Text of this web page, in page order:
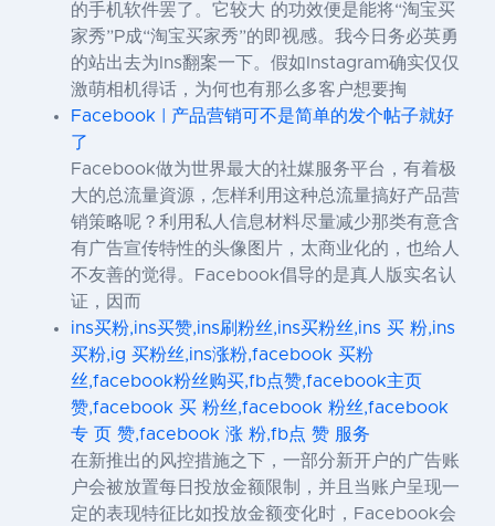
的手机软件罢了。它较大 的功效便是能将“淘宝买
家秀”P成“淘宝买家秀”的即视感。我今日务必英勇
的站出去为Ins翻案一下。假如Instagram确实仅仅
激萌相机得话，为何也有那么多客户想要掏
Facebook | 产品营销可不是简单的发个帖子就好
了
Facebook做为世界最大的社媒服务平台，有着极
大的总流量資源，怎样利用这种总流量搞好产品营
销策略呢？利用私人信息材料尽量减少那类有意含
有广告宣传特性的头像图片，太商业化的，也给人
不友善的觉得。Facebook倡导的是真人版实名认
证，因而
ins买粉,ins买赞,ins刷粉丝,ins买粉丝,ins 买 粉,ins
买粉,ig 买粉丝,ins涨粉,facebook 买粉
丝,facebook粉丝购买,fb点赞,facebook主页
赞,facebook 买 粉丝,facebook 粉丝,facebook
专 页 赞,facebook 涨 粉,fb点 赞 服务
在新推出的风控措施之下，一部分新开户的广告账
户会被放置每日投放金额限制，并且当账户呈现一
定的表现特征比如投放金额变化时，Facebook会